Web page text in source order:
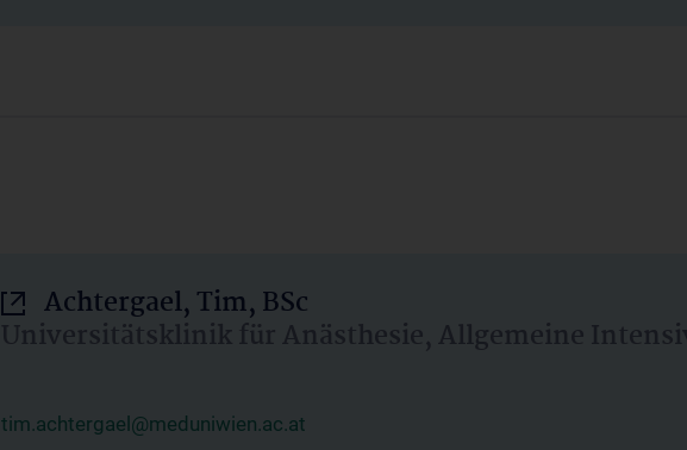
Achtergael, Tim, BSc
Universitätsklinik für Anästhesie, Allgemeine
tim.achtergael@meduniwien.ac.at